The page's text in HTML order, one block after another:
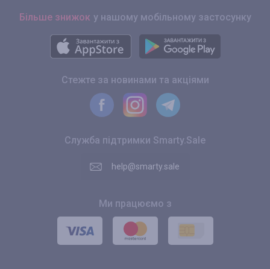
Більше знижок у нашому мобільному застосунку
Стежте за новинами та акціями
Служба підтримки Smarty.Sale
help@smarty.sale
Ми працюємо з